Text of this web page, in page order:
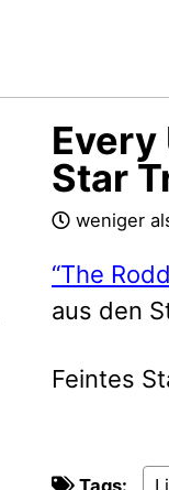
Every
Star
weniger
“The
aus den
Feintes
Tags: